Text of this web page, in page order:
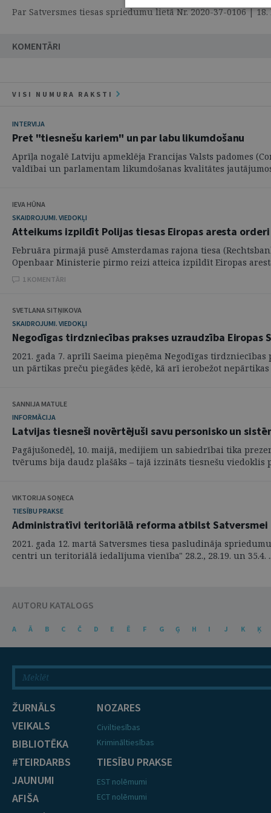
Par Satversmes tiesas spriedumu lietā Nr. 2020-37-0106 |
KOMENTĀRI
VISI NUMURA RAKSTI
INTERVIJA
Pret "tiesnešu kariem" un par labu likumdošanu
Aprīļa nogalē Latviju apmeklēja Francijas Valsts padomes
valdībai un parlamentam likumdošanas kvalitātes
IEVA HŪNA
SKAIDROJUMI. VIEDOKĻI
Atteikums izpildīt Polijas tiesas Eiropas aresta orderi
Februāra pirmajā pusē Amsterdamas rajona tiesa
Openbaar Ministerie pirmo reizi atteica izpildīt Eiropas
1 KOMENTĀRI
SVETLANA SITŅIKOVA
SKAIDROJUMI. VIEDOKĻI
Negodīgas tirdzniecības prakses uzraudzība Eiropas
2021. gada 7. aprīlī Saeima pieņēma Negodīgas
un pārtikas preču piegādes ķēdē, kā arī ierobežot nepārtikas
SANNIJA MATULE
INFORMĀCIJA
Latvijas tiesneši novērtējuši savu personisko un
Pagājušonedēļ, 10. maijā, medijiem un sabiedrībai tika
tvērums bija daudz plašāks – tajā izzināts tiesnešu viedoklis
VIKTORIJA SOŅECA
TIESĪBU PRAKSE
Administratīvi teritoriālā reforma atbilst Satversmei
2021. gada 12. martā Satversmes tiesa pasludināja
centri un teritoriālā iedalījuma vienība" 28.2., 28.19. un 35.4.
AUTORU KATALOGS
A Ā B C Č D E Ē F G Ģ H I J K Ķ
ŽURNĀLS
VEIKALS
BIBLIOTĒKA
#TEIRDARBS
JAUNUMI
AFIŠA
NOZARES
Civiltiesības
Krimināltiesības
TIESĪBU PRAKSE
EST nolēmumi
ECT nolēmumi